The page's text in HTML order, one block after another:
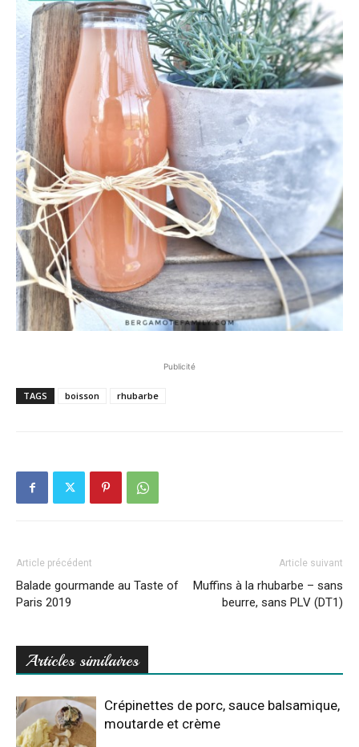
Publicité
TAGS boisson rhubarbe
Article précédent
Balade gourmande au Taste of
Paris 2019
Article suivant
Muffins à la rhubarbe – sans
beurre, sans PLV (DT1)
Articles similaires
Crépinettes de porc, sauce balsamique,
moutarde et crème